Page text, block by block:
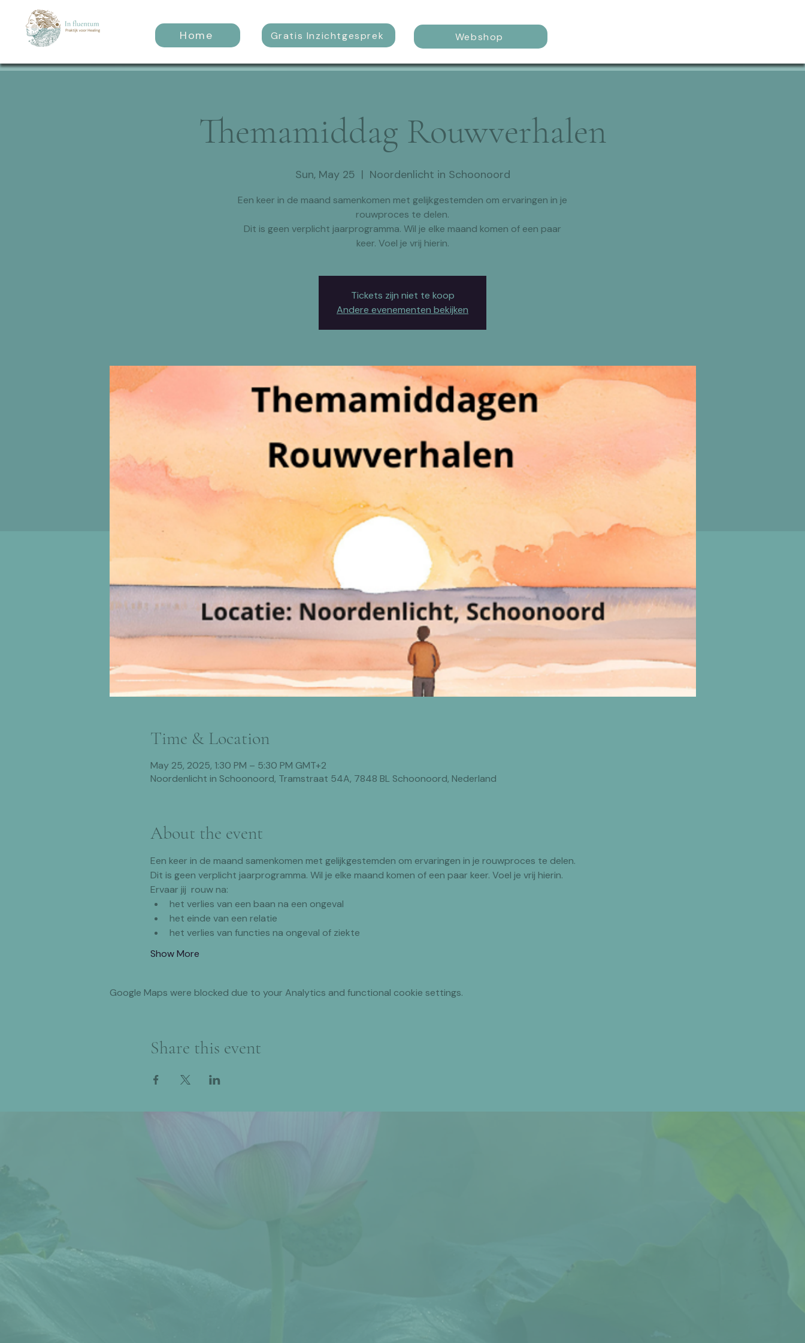
Home Gratis Inzichtgesprek Webshop
Themamiddag Rouwverhalen
Sun, May 25
  |
Noordenlicht in Schoonoord
Een keer in de maand samenkomen met gelijkgestemden om ervaringen in je
rouwproces te delen.
Dit is geen verplicht jaarprogramma. Wil je elke maand komen of een paar
Tickets zijn niet te koop
Andere evenementen bekijken
Time & Location
May 25, 2025, 1:30 PM – 5:30 PM GMT+2
Noordenlicht in Schoonoord, Tramstraat 54A, 7848 BL Schoonoord, Nederland
About the event
Een keer in de maand samenkomen met gelijkgestemden om ervaringen in je rouwproces te delen.
Dit is geen verplicht jaarprogramma. Wil je elke maand komen of een paar keer. Voel je vrij hierin.
Ervaar jij  rouw na:
het verlies van een baan na een ongeval
het einde van een relatie
het verlies van functies na ongeval of ziekte
Show More
Google Maps were blocked due to your Analytics and functional cookie settings.
Share this event